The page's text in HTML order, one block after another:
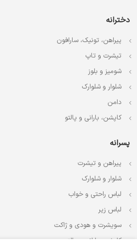
دخترانه
پیراهن، تونیک، سارافون
تیشرت و تاپ
شومیز و بلوز
شلوار و شلوارک
دامن
کاپشن، بارانی و پالتو
پسرانه
پیراهن و تیشرت
شلوار و شلوارک
لباس راحتی و خواب
لباس زیر
سویشرت و هودی و ژاکت